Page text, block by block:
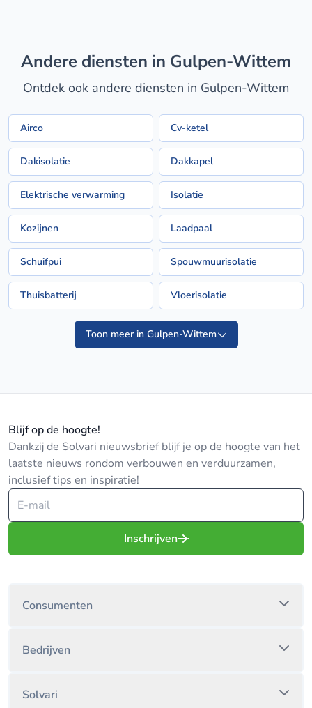
Andere diensten in Gulpen-Wittem
Ontdek ook andere diensten in Gulpen-Wittem
Airco Cv-ketel
Dakisolatie Dakkapel
Elektrische verwarming Isolatie
Kozijnen Laadpaal
Schuifpui Spouwmuurisolatie
Thuisbatterij Vloerisolatie
Toon meer in Gulpen-Wittem
Blijf op de hoogte!
Dankzij de Solvari nieuwsbrief blijf je op de hoogte van het
laatste nieuws rondom verbouwen en verduurzamen,
inclusief tips en inspiratie!
Inschrijven
Consumenten
Bedrijven
Solvari